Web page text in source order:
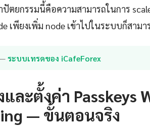
ตยกรรมนี้คือความสามารถในการ
เพียงเพิ่ม node เข้าไปในระบบก็สาม
—ระบบเทรดของ iCafeForex
ละตั้งค่า Passkeys
— ขั้นตอนจริง